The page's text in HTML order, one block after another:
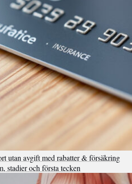
utan avgift med rabatter & försäkring
stadier och första tecken